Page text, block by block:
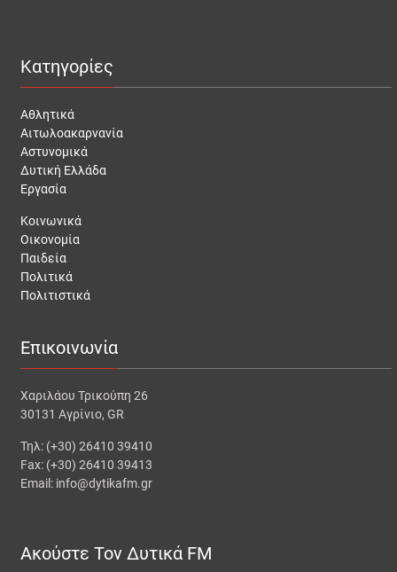
Κατηγορίες
Αθλητικά
Αιτωλοακαρνανία
Αστυνομικά
Δυτική Ελλάδα
Εργασία
Κοινωνικά
Οικονομία
Παιδεία
Πολιτικά
Πολιτιστικά
Επικοινωνία
Χαριλάου Τρικούπη 26
30131 Αγρίνιο, GR
Τηλ: (+30) 26410 39410
Fax: (+30) 26410 39413
Email: info@dytikafm.gr
Ακούστε Τον Δυτικά FM